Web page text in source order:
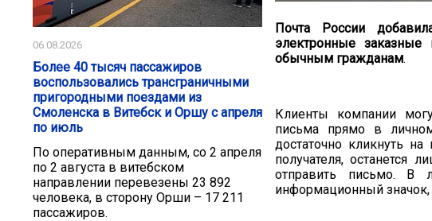
06.08.2026
Более 40 тысяч пассажиров
воспользовались трансграничными
пригородными поездами из
Смоленска в Витебск и Оршу с апреля
по июль
По оперативным данным, со 2 апреля
по 2 августа в витебском
направлении перевезены 23 892
человека, в сторону Орши – 17 211
пассажиров.
Почта России
электронные
обычным гражданам.
Клиенты компании
письма прямо в
достаточно кликнуть на
получателя, останется
отправить письмо. В
информационный